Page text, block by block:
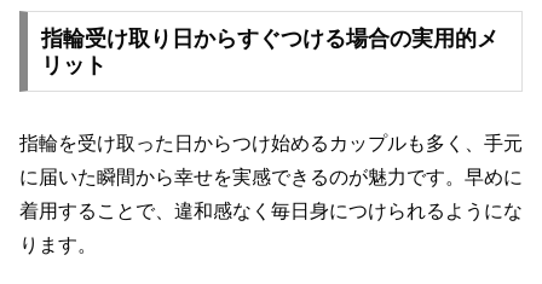
指輪受け取り日からすぐつける場合の実用的メ
リット
指輪を受け取った日からつけ始めるカップルも多く、手元
に届いた瞬間から幸せを実感できるのが魅力です。早めに
着用することで、違和感なく毎日身につけられるようにな
ります。